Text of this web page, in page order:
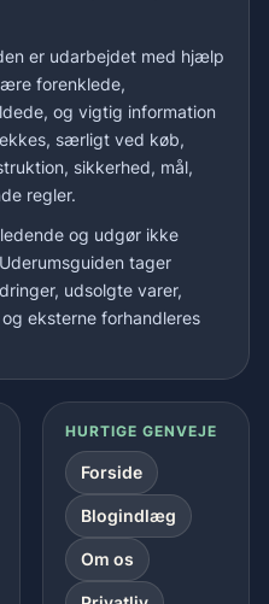
er udarbejdet med hjælp
forenklede,
og vigtig information
særligt ved køb,
sikkerhed, mål,
regler.
og udgør ikke
tager
udsolgte varer,
eksterne forhandleres
HURTIGE GENVEJE
Forside
Blogindlæg
Om os